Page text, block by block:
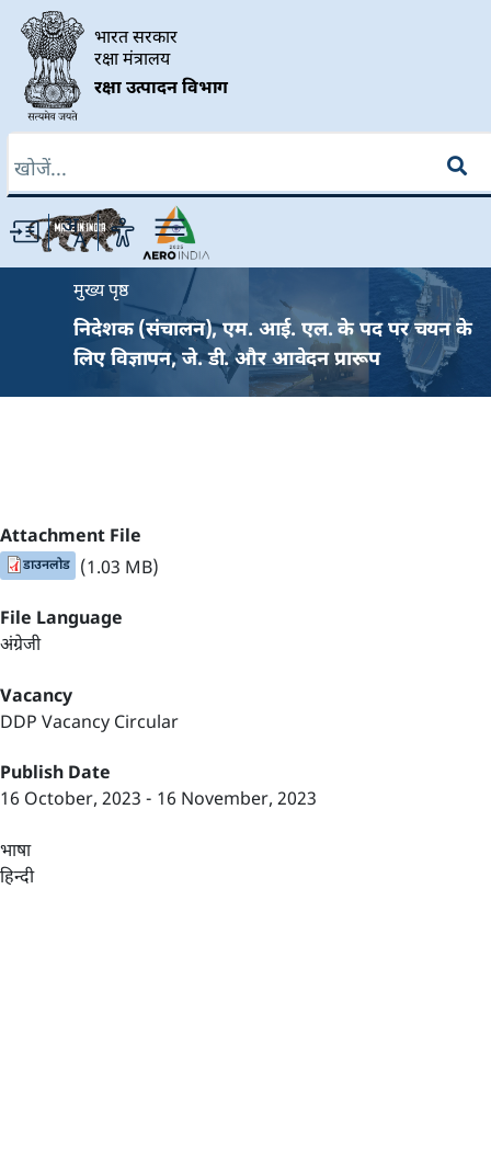
Skip to main content
भारत सरकार
रक्षा मंत्रालय
रक्षा उत्पादन विभाग
मुख्य पृष्ठ
निदेशक (संचालन), एम. आई. एल. के पद पर चयन के
लिए विज्ञापन, जे. डी. और आवेदन प्रारूप
Attachment File
डाउनलोड (1.03 MB)
File Language
अंग्रेजी
Vacancy
DDP Vacancy Circular
Publish Date
16 October, 2023 - 16 November, 2023
भाषा
हिन्दी